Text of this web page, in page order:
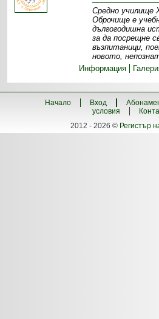
Средно училище
Оброчище е
дългогодишна
за да посрещне
възпитаници,
новото,
Информация
Начало Вход
условия
2012 - 2026 © Регистър